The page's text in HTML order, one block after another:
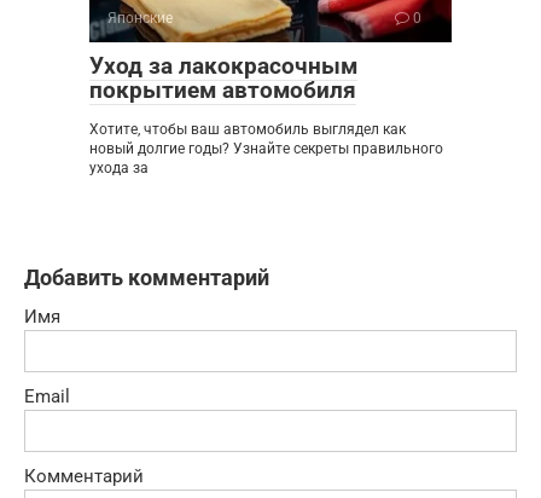
Японские 0
Уход за лакокрасочным
покрытием автомобиля
Хотите, чтобы ваш автомобиль выглядел как
новый долгие годы? Узнайте секреты правильного
ухода за
Добавить комментарий
Имя
Email
Комментарий